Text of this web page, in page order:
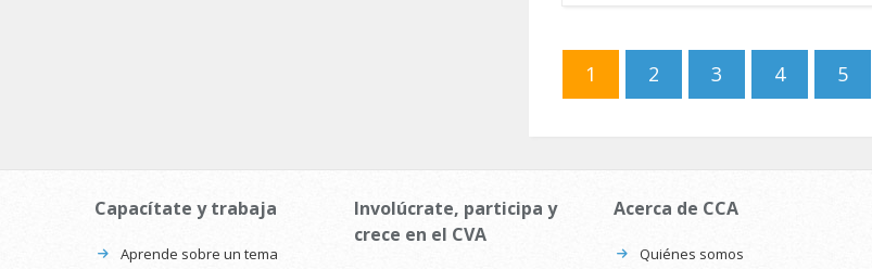
Páginas
1 2 3 4 5
Capacítate y trabaja
Aprende sobre un tema
Involúcrate, participa y
crece en el CVA
Acerca de CCA
Quiénes somos